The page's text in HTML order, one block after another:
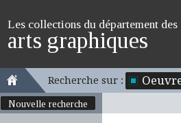
Les collections du département des
arts graphiques
Recherche sur :
Nouvelle recherche